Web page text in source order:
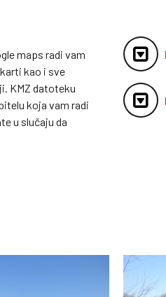
maps radi vam
kao i sve
KMZ datoteku
koja vam radi
u slučaju da